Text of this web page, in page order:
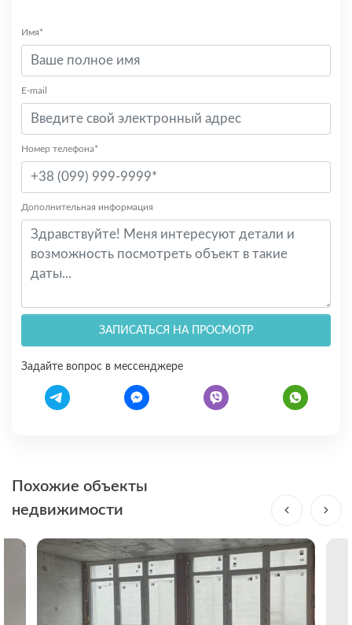
Имя*
E-mail
Номер телефона*
Дополнительная информация
ЗАПИСАТЬСЯ НА ПРОСМОТР
Задайте вопрос в мессенджере
Похожие объекты
недвижимости